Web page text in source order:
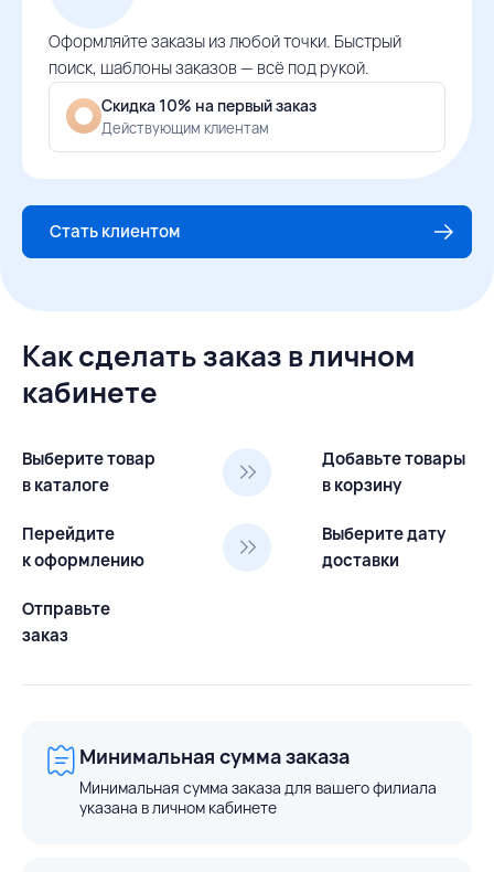
Оформляйте заказы из любой точки. Быстрый
поиск, шаблоны заказов — всё под рукой.
Скидка 10% на первый заказ
Действующим клиентам
Стать клиентом
Как сделать заказ в личном
кабинете
Выберите товар
в каталоге
Добавьте товары
в корзину
Перейдите
к оформлению
Выберите дату
доставки
Отправьте
заказ
Минимальная сумма заказа
Минимальная сумма заказа для вашего филиала
указана в личном кабинете